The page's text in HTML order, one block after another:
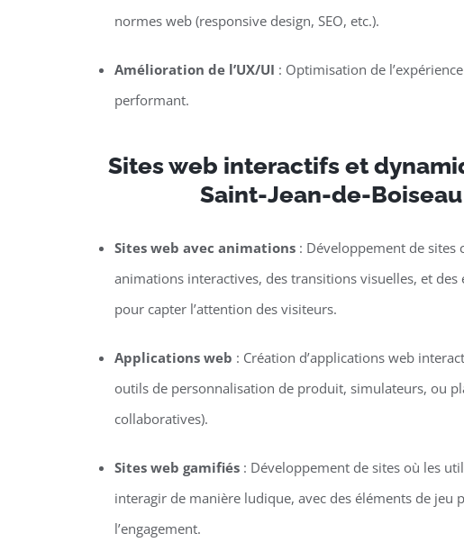
normes web (responsive design, SEO, etc.).
Amélioration de l’UX/UI : Optimisation de
performant.
Sites web interactifs et
Saint-Jean-de-Boiseau
Sites web avec animations: Développement de sites
animations interactives, des transitions visuelles, et des
pour capter l’attention des visiteurs.
Applications web : Création d’applications web
outils de personnalisation de produit, simulateurs, ou
collaboratives).
Sites web gamifiés: Développement de sites où les
interagir de manière ludique, avec des éléments de jeu
l’engagement.